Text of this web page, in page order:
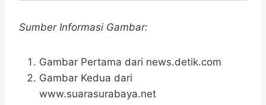
Sumber Informasi Gambar:
Gambar Pertama dari news.detik.com
Gambar Kedua dari
www.suarasurabaya.net